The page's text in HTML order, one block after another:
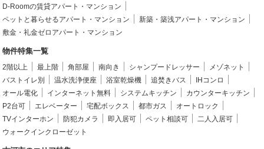
D-Roomの賃貸アパート・マンション
ペットと暮らせるアパート・マンション
新築・築浅アパート・マンション
敷金・礼金ゼロアパート・マンション
物件特集一覧
2階以上 最上階 角部屋 南向き シャンプードレッサー
メゾネット
バストイレ別
温水洗浄便座 浴室乾燥機 追焚きバス
IHコンロ
オール電化
インターネット無料 システムキッチン
カウンターキッチン
P2台可
エレベーター 宅配ボックス 都市ガス
オートロック
TVインターホン
防犯カメラ 即入居可 ペット相談可
二人入居可
ウォークインクローゼット